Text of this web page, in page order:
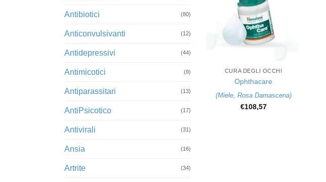
Antibiotici (80)
Anticonvulsivanti (12)
Antidepressivi (44)
Antimicotici (9)
Antiparassitari (13)
AntiPsicotico (17)
Antivirali (31)
Ansia (16)
Artrite (34)
CURA DEGLI OCCHI
Ophthacare
(Miele, Rosa Damascena)
€108,57